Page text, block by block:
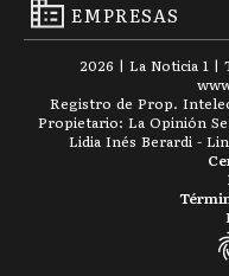
EMPRESAS
2026 | La Noticia 1 |
Registro de Prop.
Propietario: La Opinión
Lidia Inés Berardi -